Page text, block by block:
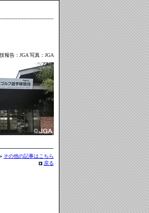
報告：JGA 写真：JGA
その他の記事はこちら
戻る